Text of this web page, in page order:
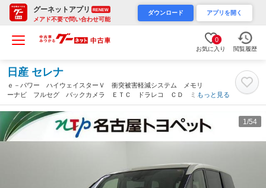
グーネットアプリ RENEW
メアド不要で問い合わせ可能
ダウンロード アプリを開く
0
お気に入り 閲覧履歴
日産 セレナ
ｅ－パワー ハイウェイスターＶ 衝突被害軽減システム メモリ
ーナビ フルセグ バックカメラ ＥＴＣ ドラレコ ＣＤ ミュ
ージックプレイヤー接続可 後席モニター オートクルーズコント
ロール ＬＥＤヘッドランプ 両側電動スライド（愛知県）
もっと見る
1 /54